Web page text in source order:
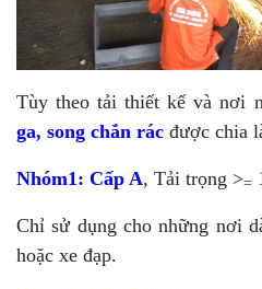
Tùy theo tải thiết kế và nơi
ga, song chắn rác được chia
Nhóm1: Cấp A, Tải trọng >=
Chỉ sử dụng cho những nơi
hoặc xe đạp.